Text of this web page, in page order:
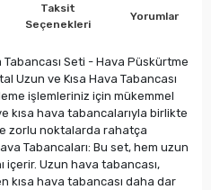
Taksit
Seçenekleri
Yorumlar
Tabancası Seti - Hava Püskürtme
Uzun ve Kısa Hava Tabancası
işlemleriniz için mükemmel
kısa hava tabancalarıyla birlikte
zorlu noktalarda rahatça
Tabancaları: Bu set, hem uzun
içerir. Uzun hava tabancası,
kısa hava tabancası daha dar